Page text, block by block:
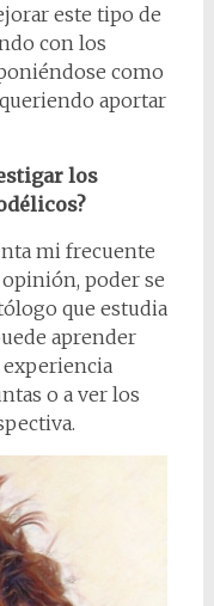
este tipo de
con los
como
aportar
los
mi frecuente
poder se
que estudia
aprender
o a ver los